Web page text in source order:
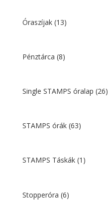
Óraszíjak (13)
Pénztárca (8)
Single STAMPS óralap (26)
STAMPS órák (63)
STAMPS Táskák (1)
Stopperóra (6)